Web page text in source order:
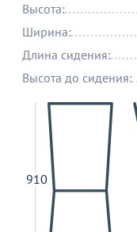
Высота:
Ширина:
Длина сидения:
Высота до сидения:
910
С этим товаром